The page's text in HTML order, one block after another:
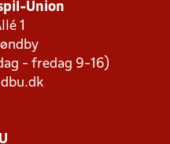
Union
1
- fredag 9-16)